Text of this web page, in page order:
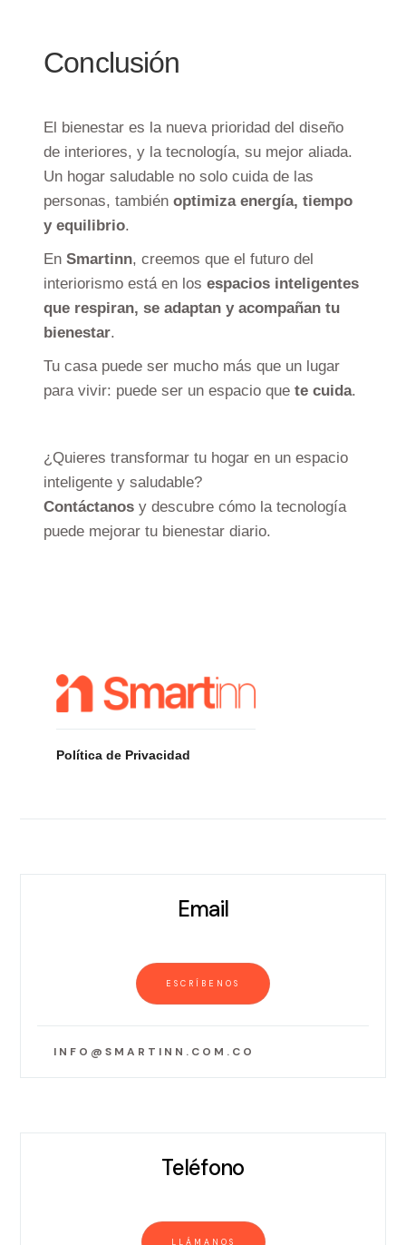
Conclusión
El bienestar es la nueva prioridad del diseño
de interiores, y la tecnología, su mejor aliada.
Un hogar saludable no solo cuida de las
personas, tambiénoptimiza energía, tiempo
y equilibrio.
EnSmartinn, creemos que el futuro del
interiorismo está en losespacios inteligentes
que respiran, se adaptan y acompañan tu
bienestar.
Tu casa puede ser mucho más que un lugar
para vivir: puede ser un espacio quete cuida.
¿Quieres transformar tu hogar en un espacio
inteligente y saludable?
Contáctanosy descubre cómo la tecnología
puede mejorar tu bienestar diario.
Política de Privacidad
Email
ESCRÍBENOS
INFO@SMARTINN.COM.CO
Teléfono
LLÁMANOS